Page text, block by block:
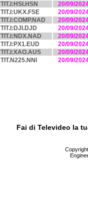
TIT.I:HSI.HSN
20/09/
TIT.I:UKX.FSE
20/09/
TIT.I:COMP.NAD
20/09/
TIT.I:DJI.DJD
20/09/
TIT.I:NDX.NAD
20/09/
TIT.I:PX1.EUD
20/09/
TIT.I:XAO.AUS
20/09/
TIT.N225.NNI 20/09/
Fai di Televideo la